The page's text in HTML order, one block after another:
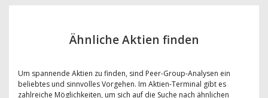
Ähnliche Aktien finden
Um spannende Aktien zu finden, sind Peer-Group-Analysen ein
beliebtes und sinnvolles Vorgehen. Im Aktien-Terminal gibt es
zahlreiche Möglichkeiten, um sich auf die Suche nach ähnlichen